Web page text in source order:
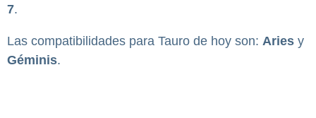
7.
Las compatibilidades para Tauro de hoy son: Aries y
Géminis.